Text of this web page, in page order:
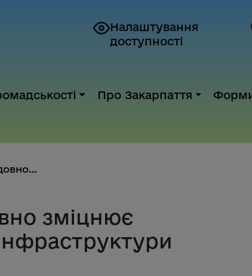
Налаштування
доступності
Про Закарпаття
Закарпаття послідовно зміцнює ...
зміцнює